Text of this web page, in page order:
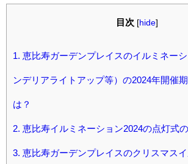
目次 [hide]
1. 恵比寿ガーデンプレイスのイルミネー
ンデリアライトアップ等）の2024年開催
は？
2. 恵比寿イルミネーション2024の点灯式
3. 恵比寿ガーデンプレイスのクリスマス